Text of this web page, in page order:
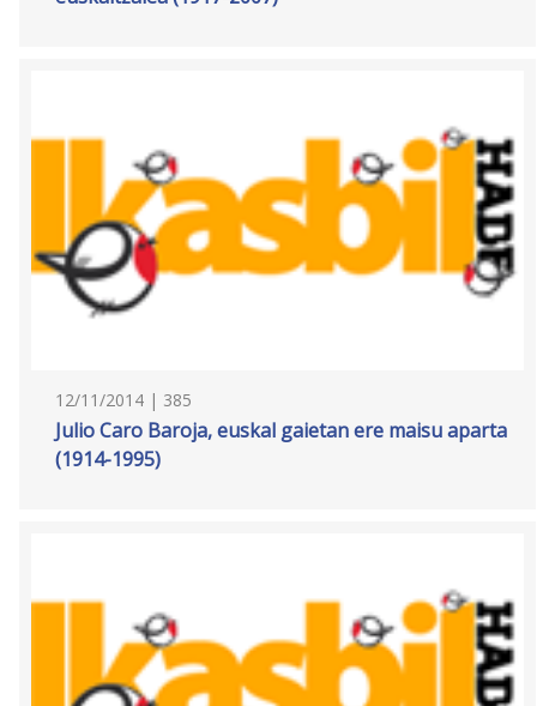
12/11/2014 | 385
Julio Caro Baroja, euskal gaietan ere maisu aparta
(1914-1995)